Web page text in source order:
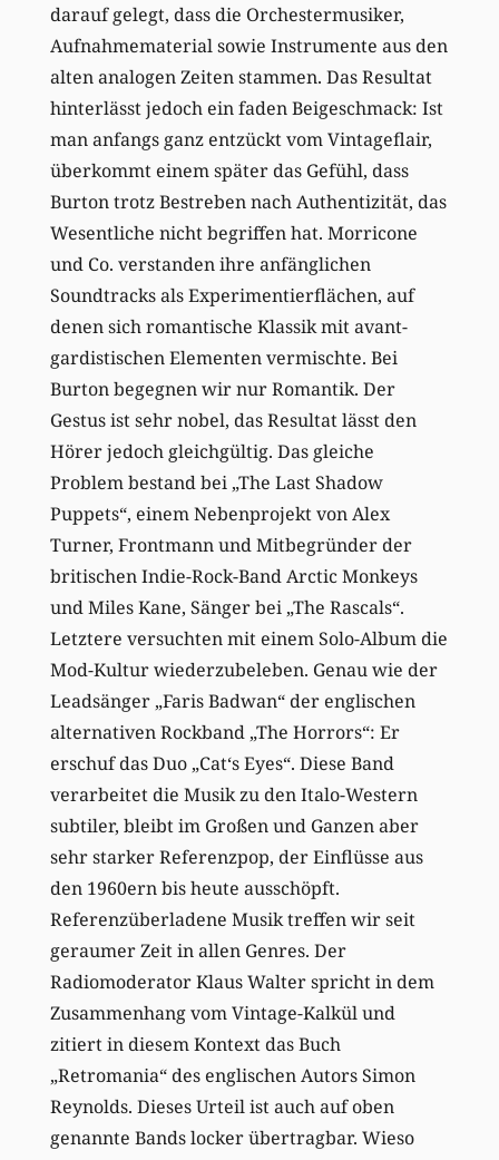
darauf gelegt, dass die Orchestermusiker,
Aufnahmematerial sowie Instrumente aus den
alten analogen Zeiten stammen. Das Resultat
hinterlässt jedoch ein faden Beigeschmack: Ist
man anfangs ganz entzückt vom Vintageflair,
überkommt einem später das Gefühl, dass
Burton trotz Bestreben nach Authentizität, das
Wesentliche nicht begriffen hat. Morricone
und Co. verstanden ihre anfänglichen
Soundtracks als Experimentierflächen, auf
denen sich romantische Klassik mit avant-
gardistischen Elementen vermischte. Bei
Burton begegnen wir nur Romantik. Der
Gestus ist sehr nobel, das Resultat lässt den
Hörer jedoch gleichgültig. Das gleiche
Problem bestand bei „The Last Shadow
Puppets“, einem Nebenprojekt von Alex
Turner, Frontmann und Mitbegründer der
britischen Indie-Rock-Band Arctic Monkeys
und Miles Kane, Sänger bei „The Rascals“.
Letztere versuchten mit einem Solo-Album die
Mod-Kultur wiederzubeleben. Genau wie der
Leadsänger „Faris Badwan“ der englischen
alternativen Rockband „The Horrors“: Er
erschuf das Duo „Cat‘s Eyes“. Diese Band
verarbeitet die Musik zu den Italo-Western
subtiler, bleibt im Großen und Ganzen aber
sehr starker Referenzpop, der Einflüsse aus
den 1960ern bis heute ausschöpft.
Referenzüberladene Musik treffen wir seit
geraumer Zeit in allen Genres. Der
Radiomoderator Klaus Walter spricht in dem
Zusammenhang vom Vintage-Kalkül und
zitiert in diesem Kontext das Buch
„Retromania“ des englischen Autors Simon
Reynolds. Dieses Urteil ist auch auf oben
genannte Bands locker übertragbar. Wieso